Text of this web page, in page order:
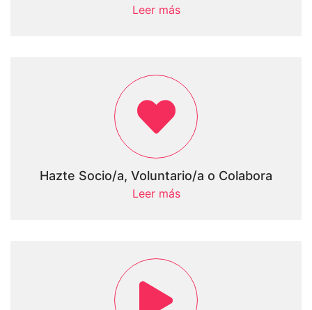
Leer más
Hazte Socio/a, Voluntario/a o Colabora
Leer más